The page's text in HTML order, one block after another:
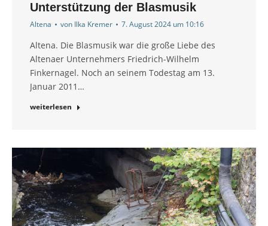
Unterstützung der Blasmusik
Altena von Ilka Kremer 7. August 2024 um 10:16
Altena. Die Blasmusik war die große Liebe des
Altenaer Unternehmers Friedrich-Wilhelm
Finkernagel. Noch an seinem Todestag am 13.
Januar 2011…
weiterlesen